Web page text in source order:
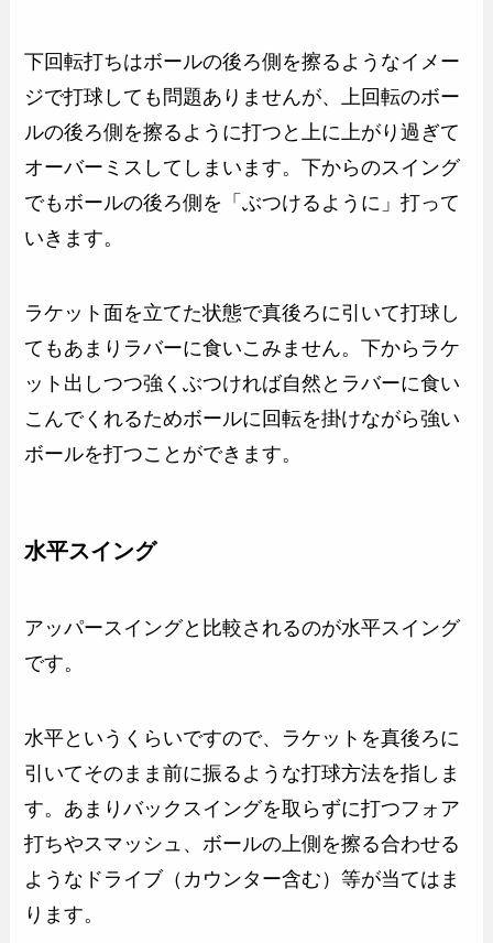
下回転打ちはボールの後ろ側を擦るようなイメー
ジで打球しても問題ありませんが、上回転のボー
ルの後ろ側を擦るように打つと上に上がり過ぎて
オーバーミスしてしまいます。下からのスイング
でもボールの後ろ側を「ぶつけるように」打って
いきます。
ラケット面を立てた状態で真後ろに引いて打球し
てもあまりラバーに食いこみません。下からラケ
ット出しつつ強くぶつければ自然とラバーに食い
こんでくれるためボールに回転を掛けながら強い
ボールを打つことができます。
水平スイング
アッパースイングと比較されるのが水平スイング
です。
水平というくらいですので、ラケットを真後ろに
引いてそのまま前に振るような打球方法を指しま
す。あまりバックスイングを取らずに打つフォア
打ちやスマッシュ、ボールの上側を擦る合わせる
ようなドライブ（カウンター含む）等が当てはま
ります。